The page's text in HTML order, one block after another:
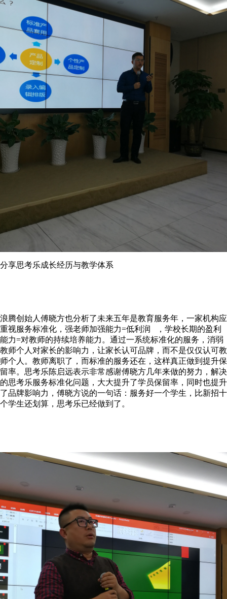
分享思考乐成长经历与教学体系
浪腾创始人傅晓方也分析了未来五年是教育服务年，一家机构应
重视服务标准化，强老师加强能力=低利润 ，学校长期的盈利
能力=对教师的持续培养能力。通过一系统标准化的服务，消弱
教师个人对家长的影响力，让家长认可品牌，而不是仅仅认可教
师个人。教师离职了，而标准的服务还在，这样真正做到提升保
留率。思考乐陈启远表示非常感谢傅晓方几年来做的努力，解决
的思考乐服务标准化问题，大大提升了学员保留率，同时也提升
了品牌影响力，傅晓方说的一句话：服务好一个学生，比新招十
个学生还划算，思考乐已经做到了。